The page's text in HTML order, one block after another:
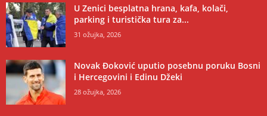
U Zenici besplatna hrana, kafa, kolači,
parking i turistička tura za...
31 ožujka, 2026
Novak Đoković uputio posebnu poruku Bosni
i Hercegovini i Edinu Džeki
28 ožujka, 2026